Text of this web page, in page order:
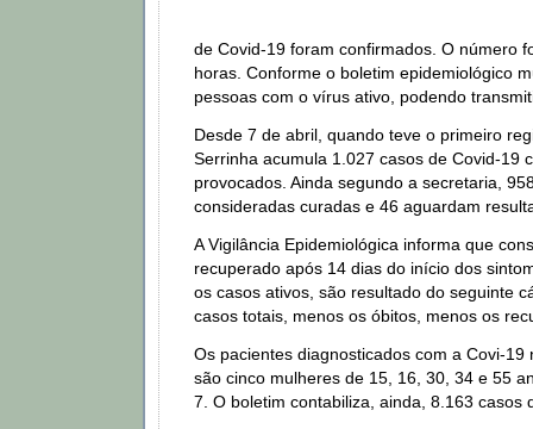
de Covid-19 foram confirmados. O número
horas. Conforme o boletim epidemiológico
pessoas com o vírus ativo, podendo
Desde 7 de abril, quando teve o primeiro
Serrinha acumula 1.027 casos de Covid-19
provocados. Ainda segundo a secretaria,
consideradas curadas e 46 aguardam
A Vigilância Epidemiológica informa que
recuperado após 14 dias do início dos
os casos ativos, são resultado do seguinte
casos totais, menos os óbitos, menos os
Os pacientes diagnosticados com a Covi-19
são cinco mulheres de 15, 16, 30, 34 e 55
7. O boletim contabiliza, ainda, 8.163 casos